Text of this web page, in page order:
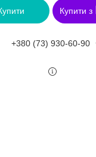
Купити з
+380 (73) 930-60-90